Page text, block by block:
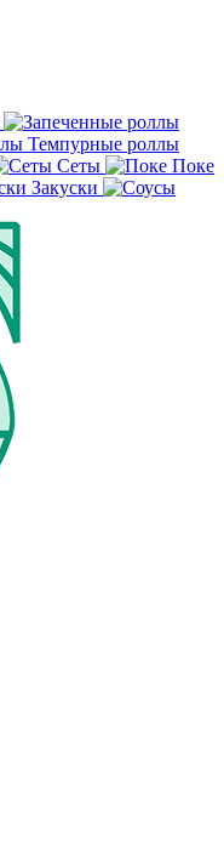
Темпурные роллы
Сеты
Поке
Закуски